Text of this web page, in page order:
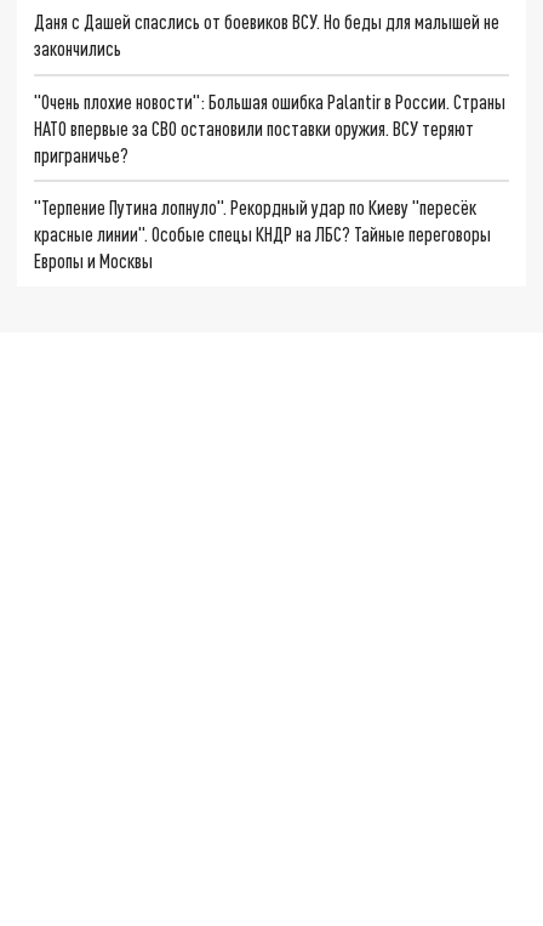
Даня с Дашей спаслись от боевиков ВСУ. Но беды для малышей не
закончились
"Очень плохие новости": Большая ошибка Palantir в России. Страны
НАТО впервые за СВО остановили поставки оружия. ВСУ теряют
приграничье?
"Терпение Путина лопнуло". Рекордный удар по Киеву "пересёк
красные линии". Особые спецы КНДР на ЛБС? Тайные переговоры
Европы и Москвы